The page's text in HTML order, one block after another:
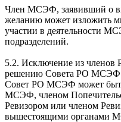
Член МСЭФ, заявивший о
желанию может изложить
участии в деятельности
подразделений.
5.2. Исключение из
решению Совета РО МСЭФ.
Совет РО МСЭФ может
МСЭФ, членом
Ревизором или членом
вышестоящими органами